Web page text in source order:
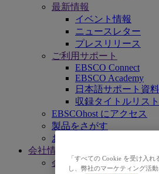
最新情報
イベント情報
ニュースレター
プレスリリース
ご利用サポート
EBSCO Connect
EBSCO Academy
日本語サポート資料
収録タイトルリスト
EBSCOhost にアクセス
製品をさがす
お問い合わせ
会社情報
会社情報「すべての Cookie を受け入
し、弊社のマーケティング活